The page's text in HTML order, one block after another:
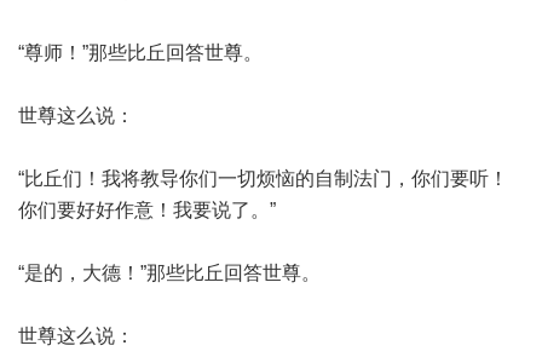
“尊师！”那些比丘回答世尊。
世尊这么说：
“比丘们！我将教导你们一切烦恼的自制法门，你们要听！
你们要好好作意！我要说了。”
“是的，大德！”那些比丘回答世尊。
世尊这么说：